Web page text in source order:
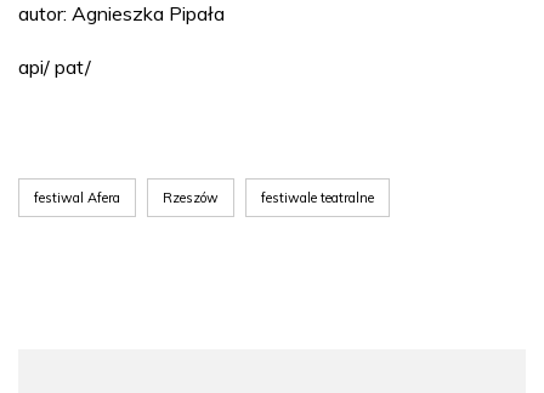
autor: Agnieszka Pipała
api/ pat/
festiwal Afera Rzeszów festiwale teatralne